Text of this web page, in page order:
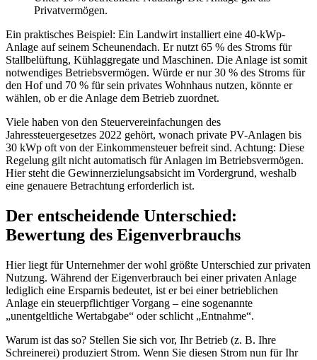
Privatvermögen.
Ein praktisches Beispiel: Ein Landwirt installiert eine 40-kWp-
Anlage auf seinem Scheunendach. Er nutzt 65 % des Stroms für
Stallbelüftung, Kühlaggregate und Maschinen. Die Anlage ist somit
notwendiges Betriebsvermögen. Würde er nur 30 % des Stroms für
den Hof und 70 % für sein privates Wohnhaus nutzen, könnte er
wählen, ob er die Anlage dem Betrieb zuordnet.
Viele haben von den Steuervereinfachungen des
Jahressteuergesetzes 2022 gehört, wonach private PV-Anlagen bis
30 kWp oft von der Einkommensteuer befreit sind. Achtung: Diese
Regelung gilt nicht automatisch für Anlagen im Betriebsvermögen.
Hier steht die Gewinnerzielungsabsicht im Vordergrund, weshalb
eine genauere Betrachtung erforderlich ist.
Der entscheidende Unterschied:
Bewertung des Eigenverbrauchs
Hier liegt für Unternehmer der wohl größte Unterschied zur privaten
Nutzung. Während der Eigenverbrauch bei einer privaten Anlage
lediglich eine Ersparnis bedeutet, ist er bei einer betrieblichen
Anlage ein steuerpflichtiger Vorgang – eine sogenannte
„unentgeltliche Wertabgabe“ oder schlicht „Entnahme“.
Warum ist das so? Stellen Sie sich vor, Ihr Betrieb (z. B. Ihre
Schreinerei) produziert Strom. Wenn Sie diesen Strom nun für Ihr